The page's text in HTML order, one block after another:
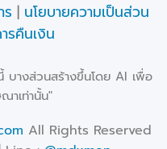
ร | นโยบายความเป็นส่วน
รคืนเงิน
บางส่วนสร้างขึ้นโดย AI เพื่อ
าเท่านั้น"
All Rights Reserved